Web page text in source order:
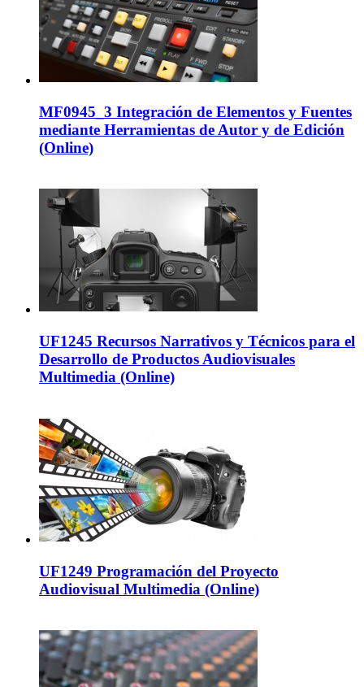
MF0945_3 Integración de Elementos y Fuentes
mediante Herramientas de Autor y de Edición
(Online)
UF1245 Recursos Narrativos y Técnicos para el
Desarrollo de Productos Audiovisuales
Multimedia (Online)
UF1249 Programación del Proyecto
Audiovisual Multimedia (Online)